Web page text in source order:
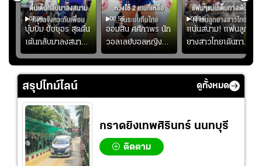
01:08
บุ๋มบิ๋ม ชัชชุอร สุดตื่น
เต้นกลับมาลงสนาม
ให้ทีมชาติ แอบกังวล
จังหวะไม่เข้ากับเพื่อน
00:55
ออมสิน ศศิภาพร นัก
วอลเลย์บอลหญิงทีม
ชาติไทย หวังใช้ 2
เกมที่เหลือ ปรับจู
00:36
แน่นสนาม! แฟนลูก
ยางสาวไทยเดินทาง
เข้ามาเชียร์สาวไทย
อย่างคึกคัก เพื่อให้
กำลังใจ ก่อนที่สาว
สรุปไทม์ไลน์ ดูทั้งหมด
กราดยิงเทพศิรินทร์ นนทบุรี
ติดตาม